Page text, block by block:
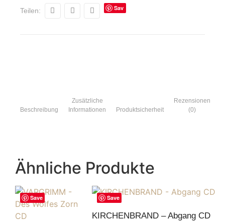
Teilen:
Sav
Beschreibung
Zusätzliche
Informationen
Produktsicherheit
Rezensionen
(0)
Ähnliche Produkte
Save Save
KIRCHENBRAND – Abgang CD